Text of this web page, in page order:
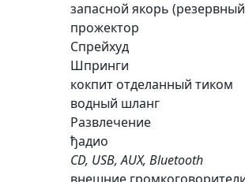
запасной якорь
прожектор
Спрейхуд
Шпринги
кокпит отделанный тиком
водный шланг
Развлечение
ђадио
CD, USB, AUX, Bluetooth